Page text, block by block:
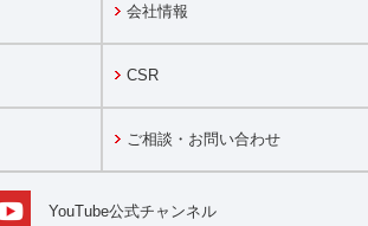
会社情報
CSR
ご相談・お問い合わせ
YouTube公式チャンネル